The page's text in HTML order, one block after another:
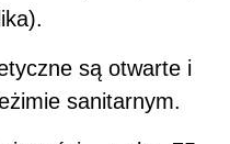
są otwarte i
sanitarnym.